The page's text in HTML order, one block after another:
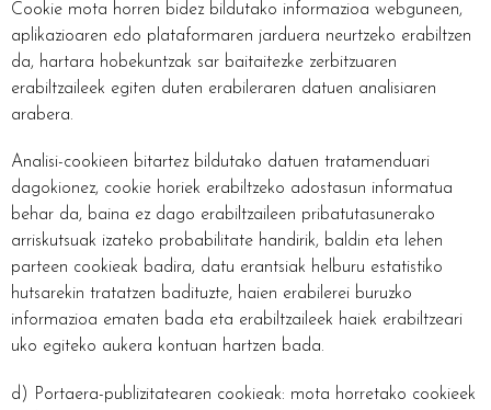
Cookie mota horren bidez bildutako informazioa webguneen,
aplikazioaren edo plataformaren jarduera neurtzeko erabiltzen
da, hartara hobekuntzak sar baitaitezke zerbitzuaren
erabiltzaileek egiten duten erabileraren datuen analisiaren
arabera.
Analisi-cookieen bitartez bildutako datuen tratamenduari
dagokionez, cookie horiek erabiltzeko adostasun informatua
behar da, baina ez dago erabiltzaileen pribatutasunerako
arriskutsuak izateko probabilitate handirik, baldin eta lehen
parteen cookieak badira, datu erantsiak helburu estatistiko
hutsarekin tratatzen badituzte, haien erabilerei buruzko
informazioa ematen bada eta erabiltzaileek haiek erabiltzeari
uko egiteko aukera kontuan hartzen bada.
d) Portaera-publizitatearen cookieak: mota horretako cookieek